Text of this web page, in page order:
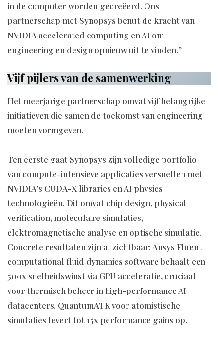
in de computer worden gecreëerd. Ons
partnerschap met Synopsys benut de kracht van
NVIDIA accelerated computing en AI om
engineering en design opnieuw uit te vinden.”
Vijf pijlers van de samenwerking
Het meerjarige partnerschap omvat vijf belangrijke
initiatieven die samen de toekomst van engineering
moeten vormgeven.
Ten eerste gaat Synopsys zijn volledige portfolio
van compute-intensieve applicaties versnellen met
NVIDIA’s CUDA-X libraries en AI physics
technologieën. Dit omvat chip design, physical
verification, moleculaire simulaties,
elektromagnetische analyse en optische simulatie.
Concrete resultaten zijn al zichtbaar: Ansys Fluent
computational fluid dynamics software behaalt een
500x snelheidswinst via GPU acceleratie, cruciaal
voor thermisch beheer in high-performance AI
datacenters. QuantumATK voor atomistische
simulaties levert tot 15x performance gains op.